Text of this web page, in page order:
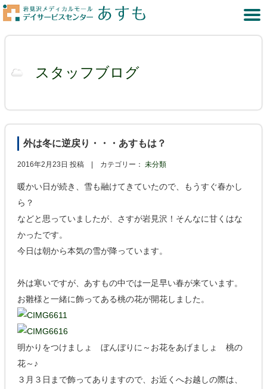
スタッフブログ
外は冬に逆戻り・・・あすもは？
2016年2月23日 投稿 | カテゴリー：未分類
暖かい日が続き、雪も融けてきていたので、もうすぐ春かし
ら？
などと思っていましたが、さすが岩見沢！そんなに甘くはな
かったです。
今日は朝から本気の雪が降っています。
外は寒いですが、あすもの中では一足早い春が来ています。
お雛様と一緒に飾ってある桃の花が開花しました。
明かりをつけましょ ぼんぼりに～お花をあげましょ 桃の
花～♪
３月３日まで飾ってありますので、お近くへお越しの際は、